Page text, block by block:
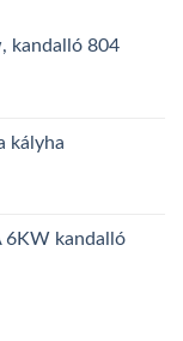
kandalló 804
kályha
6KW kandalló